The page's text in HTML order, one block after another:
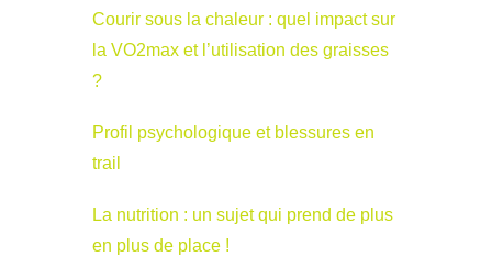
Courir sous la chaleur : quel impact sur
la VO2max et l’utilisation des graisses
?
Profil psychologique et blessures en
trail
La nutrition : un sujet qui prend de plus
en plus de place !